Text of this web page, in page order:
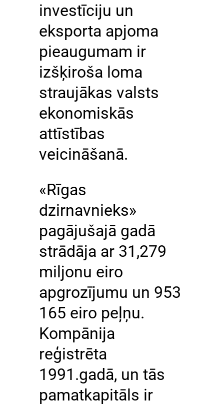
investīciju un
eksporta apjoma
pieaugumam ir
izšķiroša loma
straujākas valsts
ekonomiskās
attīstības
veicināšanā.
«Rīgas
dzirnavnieks»
pagājušajā gadā
strādāja ar 31,279
miljonu eiro
apgrozījumu un 953
165 eiro peļņu.
Kompānija
reģistrēta
1991.gadā, un tās
pamatkapitāls ir